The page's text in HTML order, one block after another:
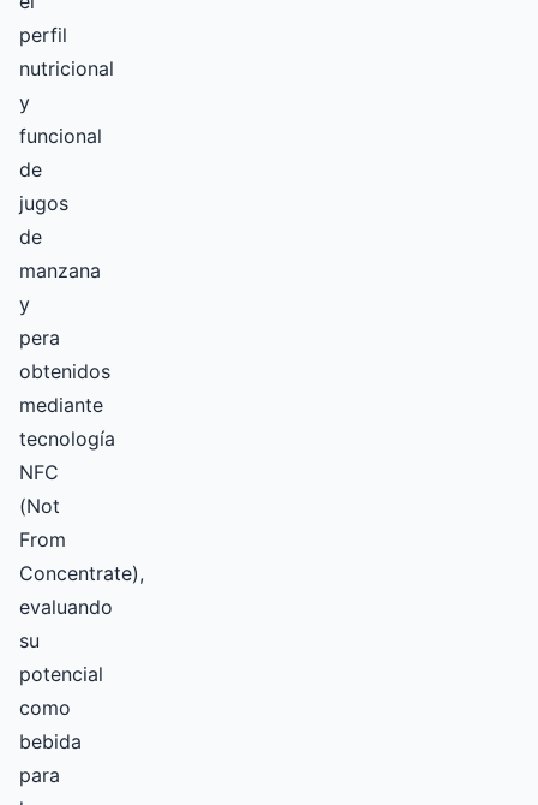
perfil
nutricional
y
funcional
de
jugos
de
manzana
y
pera
obtenidos
mediante
tecnología
NFC
(Not
From
Concentrate),
evaluando
su
potencial
como
bebida
para